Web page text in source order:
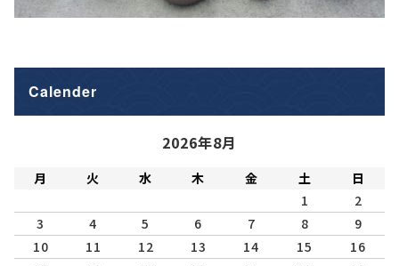
Calender
2026年8月
月 火 水 木 金 土
日
1
2
3
4 5 6 7 8
9
10
11 12 13 14 15
16